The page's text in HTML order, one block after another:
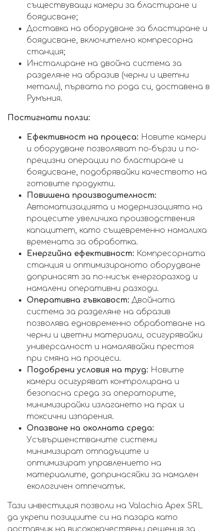
съществуващи камери за бластиране и
боядисване;
Доставка на оборудване за бластиране и
боядисване, включително компресорна
станция;
Инсталиране на двойна система за
разделяне на абразив (черни и цветни
метали), първата по рода си, доставена в
Румъния.
Постигнати ползи:
Ефективност на процеса: Новите камери
и оборудване позволяват по-бързи и по-
прецизни операции по бластиране и
боядисване, подобрявайки качеството на
готовите продукти.
Повишена производителност:
Автоматизацията и модернизацията на
процесите увеличиха производствения
капацитет, като същевременно намалиха
времената за обработка.
Енергийна ефективност: Компресорната
станция и оптимизираното оборудване
допринасят за по-нисък енергоразход и
намалени оперативни разходи.
Оперативна гъвкавост: Двойната
система за разделяне на абразив
позволява едновременно обработване на
черни и цветни материали, осигурявайки
универсалност и намалявайки престоя
при смяна на процеси.
Подобрени условия на труд: Новите
камери осигуряват контролирана и
безопасна среда за операторите,
минимизирайки излагането на прах и
токсични изпарения.
Опазване на околната среда:
Усъвършенстваните системи
минимизират отпадъците и
оптимизират управлението на
материалите, допринасяйки за намален
екологичен отпечатък.
Тази инвестиция позволи на Valachia Apex SRL
да укрепи позициите си на пазара като
доставчик на висококачествени решения за